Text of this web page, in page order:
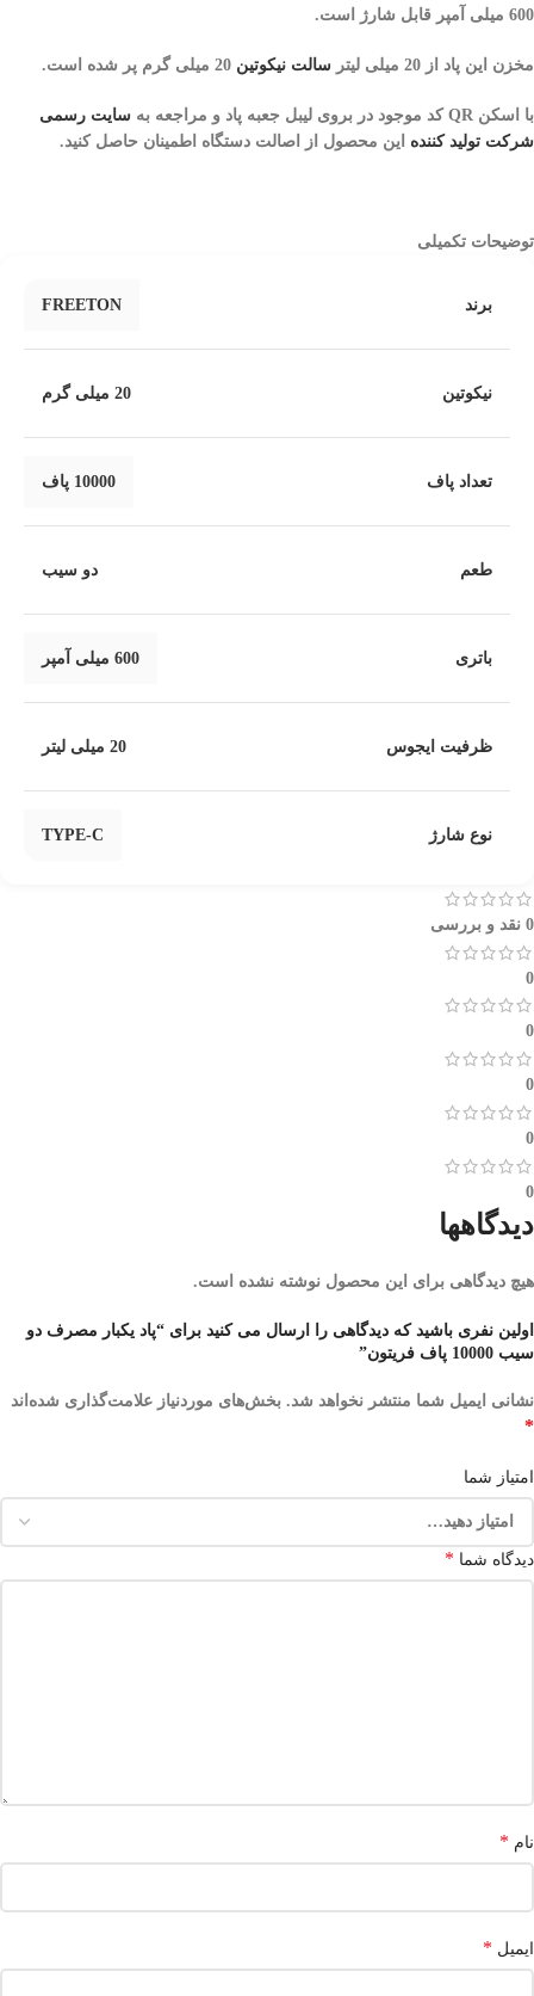
600 میلی آمپر قابل شارژ است.
مخزن این پاد از 20 میلی لیتر سالت نیکوتین 20 میلی گرم پر شده است.
با اسکن QR کد موجود در بروی لیبل جعبه پاد و مراجعه به
سایت رسمی
شرکت تولید کننده این محصول از اصالت دستگاه اطمینان حاصل کنید.
توضیحات تکمیلی
برند FREETON
نیکوتین 20 میلی گرم
تعداد پاف 10000 پاف
طعم دو سیب
باتری 600 میلی آمپر
ظرفیت ایجوس 20 میلی لیتر
نوع شارژ TYPE-C
0 نقد و بررسی
0
0
0
0
0
دیدگاهها
هیچ دیدگاهی برای این محصول نوشته نشده است.
اولین نفری باشید که دیدگاهی را ارسال می کنید برای “پاد یکبار مصرف دو
سیب 10000 پاف فریتون”
نشانی ایمیل شما منتشر نخواهد شد. بخش‌های موردنیاز علامت‌گذاری شده‌اند
*
امتیاز شما
دیدگاه شما *
نام *
ایمیل *